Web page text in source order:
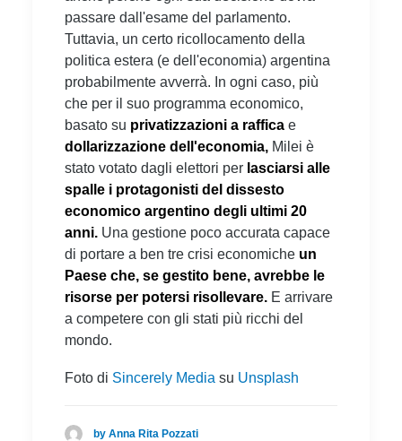
passare dall'esame del parlamento.
Tuttavia, un certo ricollocamento della
politica estera (e dell'economia) argentina
probabilmente avverrà. In ogni caso, più
che per il suo programma economico,
basato su privatizzazioni a raffica e
dollarizzazione dell'economia, Milei è
stato votato dagli elettori per lasciarsi alle
spalle i protagonisti del dissesto
economico argentino degli ultimi 20
anni. Una gestione poco accurata capace
di portare a ben tre crisi economiche un
Paese che, se gestito bene, avrebbe le
risorse per potersi risollevare. E arrivare
a competere con gli stati più ricchi del
mondo.
Foto di Sincerely Media su Unsplash
by Anna Rita Pozzati